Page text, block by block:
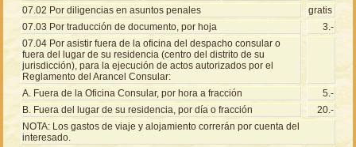
07.02 Por diligencias en asuntos penales
gratis
07.03 Por traducción de documento, por hoja
3.-
07.04 Por asistir fuera de la oficina del despacho consular o
fuera del lugar de su residencia (centro del distrito de su
jurisdicción), para la ejecución de actos autorizados por el
Reglamento del Arancel Consular:
A. Fuera de la Oficina Consular, por hora a fracción
5.-
B. Fuera del lugar de su residencia, por día o fracción
20.-
NOTA: Los gastos de viaje y alojamiento correrán por cuenta del
interesado.